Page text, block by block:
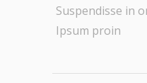
Suspendisse in
Ipsum proin